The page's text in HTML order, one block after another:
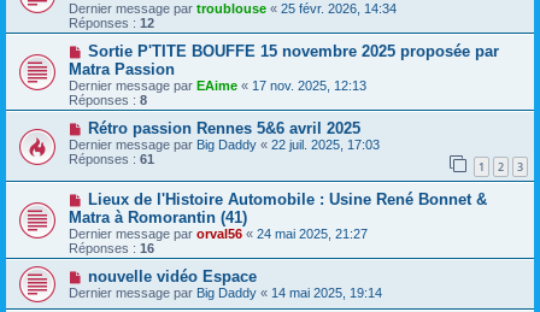
Dernier message par troublouse « 25 févr. 2026, 14:34
Réponses : 12
Sortie P'TITE BOUFFE 15 novembre 2025 proposée par
Matra Passion
Dernier message par EAime « 17 nov. 2025, 12:13
Réponses : 8
Rétro passion Rennes 5&6 avril 2025
Dernier message par Big Daddy « 22 juil. 2025, 17:03
Réponses : 61 1 2 3
Lieux de l'Histoire Automobile : Usine René Bonnet &
Matra à Romorantin (41)
Dernier message par orval56 « 24 mai 2025, 21:27
Réponses : 16
nouvelle vidéo Espace
Dernier message par Big Daddy « 14 mai 2025, 19:14